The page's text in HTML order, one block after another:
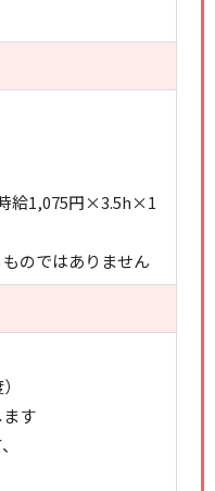
給1,075円×3.5h×1
のではありません
す